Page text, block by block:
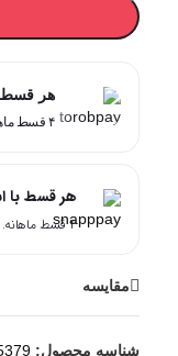
هر قسط
۴ قسط ماهانه. بدون سود، چک و ضامن.
هر قسط با
۴ قسط ماهانه. بدون سود، چک و ضامن.
مقایسه
شناسه محصول: